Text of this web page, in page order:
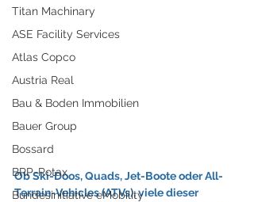
Titan Machinary
ASE Facility Services
Atlas Copco
Austria Real
Bau & Boden Immobilien
Bauer Group
Bossard
BRP-Rotax
Bundesinitiative eMobility
Ob Ski-Doos, Quads, Jet-Boote oder All-
Terrain-Vehicles (ATVs), viele dieser